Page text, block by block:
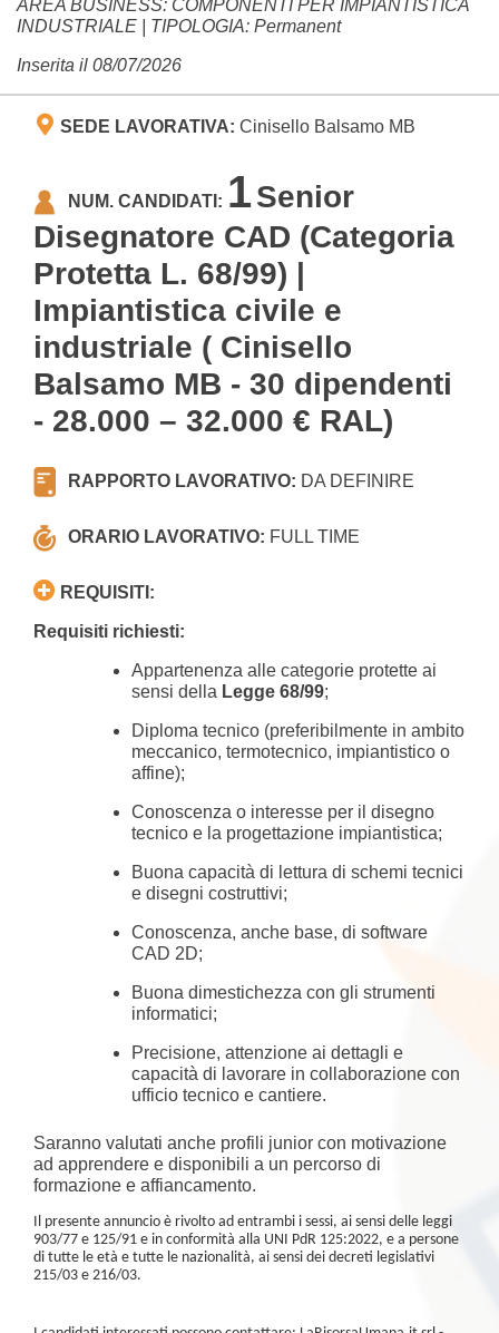
AREA BUSINESS: COMPONENTI PER IMPIANTISTICA
INDUSTRIALE | TIPOLOGIA: Permanent
Inserita il 08/07/2026
SEDE LAVORATIVA: Cinisello Balsamo MB
NUM. CANDIDATI: 1Senior
Disegnatore CAD (Categoria
Protetta L. 68/99) |
Impiantistica civile e
industriale ( Cinisello
Balsamo MB - 30 dipendenti
- 28.000 – 32.000 € RAL)
RAPPORTO LAVORATIVO: DA DEFINIRE
ORARIO LAVORATIVO: FULL TIME
REQUISITI:
Requisiti richiesti:
Appartenenza alle categorie protette ai
sensi della Legge 68/99;
Diploma tecnico (preferibilmente in ambito
meccanico, termotecnico, impiantistico o
affine);
Conoscenza o interesse per il disegno
tecnico e la progettazione impiantistica;
Buona capacità di lettura di schemi tecnici
e disegni costruttivi;
Conoscenza, anche base, di software
CAD 2D;
Buona dimestichezza con gli strumenti
informatici;
Precisione, attenzione ai dettagli e
capacità di lavorare in collaborazione con
ufficio tecnico e cantiere.
Saranno valutati anche profili junior con motivazione
ad apprendere e disponibili a un percorso di
formazione e affiancamento.
Il presente annuncio è rivolto ad entrambi i sessi, ai sensi delle leggi
903/77 e 125/91 e in conformità alla UNI PdR 125:2022, e a persone
di tutte le età e tutte le nazionalità, ai sensi dei decreti legislativi
215/03 e 216/03.